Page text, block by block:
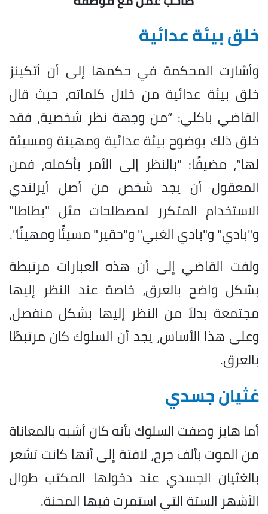
خلق بيئة عدائية
وأشارت المحكمة في حكمها إلى أن أتكينز
خلق بيئة عدائية من خلال كلماته، حيث قال
القاضي باكلي: “من وجهة نظر شخصية، فقد
خلق ذلك بوضوح بيئة عدائية ومهينة ومسيئة
لها”، مضيفًا: "بالنظر إلى الأمر بأكمله، فمن
المعقول أن يجد شخص من أصل أيرلندي
الاستخدام المتكرر لمصطلحات مثل "بطاطا"
و"بادي" و"بادي الغبي" و"حقير" مسيئًا ومهينًا".
ولفت القاضي إلى أن هذه العبارات مرتبطة
بشكل واضح بالعرق، خاصة عند النظر إليها
مجتمعة بدلاً من النظر إليها بشكل منفصل،
وعلى هذا الأساس، يجد أن السلوك كان مرتبطًا
بالعرق.
غثيان جسدي
أما هايز وصفت السلوك بأنه كان أشبه بالمعاناة
من الموت بألف جرح، لافتة إلى أنها كانت تشعر
بالغثيان الجسدي عند دخولها المكتب طوال
الأشهر الستة التي استمرت فيها المحنة.